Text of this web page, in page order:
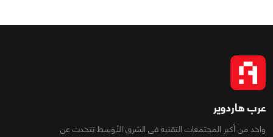
عرب هاردوير
واحد من أكبر المجتمعات التقنية فى الشرق الأوسط تتحدث عن